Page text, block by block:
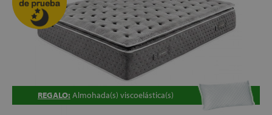
(5 cm) y Pocket Premium® Pro (18 cm) evita que el
movimiento se transmita de una zona del colchón a otra,
garantizando un descanso independiente en cada lado de
la cama. Esto resulta ideal para parejas que duermen
juntas, ya que el movimiento de uno de ellos durante la
noche, no alterará la calidad del descanso del otro
durmiente
ENVÍO, INSTALACIÓN Y RETIRADA DEL COLCHÓN
REGALO: Almohada(s) viscoelástica(s)